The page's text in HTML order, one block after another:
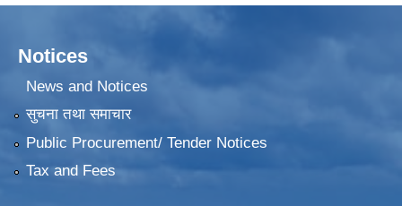
Notices
News and Notices
सुचना तथा समाचार
Public Procurement/ Tender Notices
Tax and Fees